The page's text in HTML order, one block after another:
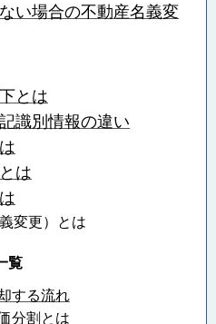
い場合の不動産名義変
とは
識別情報の違い
は
変更）とは
覧
する流れ
分割とは